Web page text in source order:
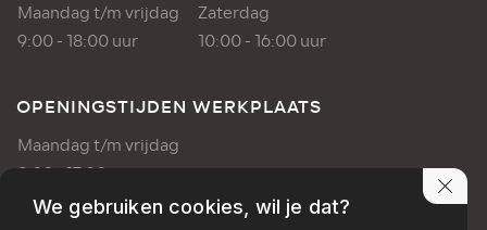
Maandag t/m vrijdag
Zaterdag
9:00 - 18:00 uur
10:00 - 16:00 uur
OPENINGSTIJDEN WERKPLAATS
Maandag t/m vrijdag
8:00 - 17:00 uur
We gebruiken cookies, wil je dat?